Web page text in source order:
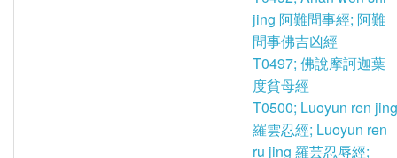
jing 阿難問事經; 阿難
問事佛吉凶經
T0497; 佛說摩訶迦葉
度貧母經
T0500; Luoyun ren jing
羅雲忍經; Luoyun ren
ru jing 羅芸忍辱經;